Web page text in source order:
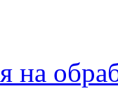
на